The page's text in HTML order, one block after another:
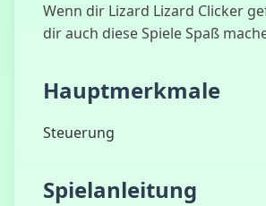
Wenn dir Lizard Lizard Clicker
dir auch diese Spiele Spaß
Hauptmerkmale
Steuerung
Spielanleitung